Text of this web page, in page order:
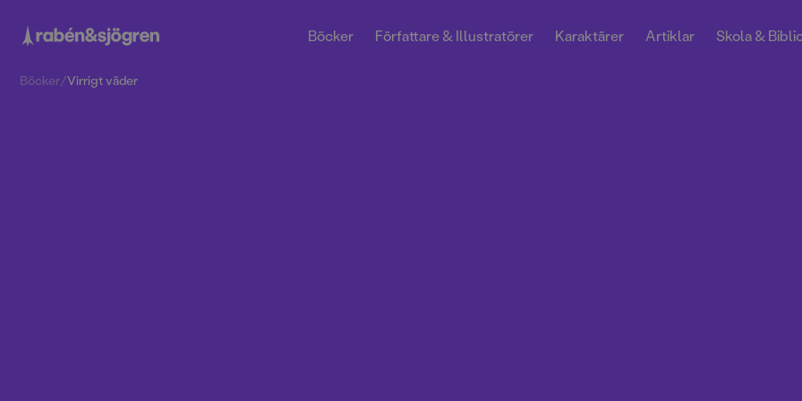
Böcker Författare & Illustratörer Karaktärer Artiklar Skola &
Böcker/Virrigt väder